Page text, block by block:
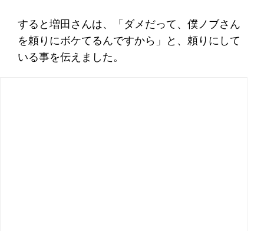
すると増田さんは、「ダメだって、僕ノブさん
を頼りにボケてるんですから」と、頼りにして
いる事を伝えました。